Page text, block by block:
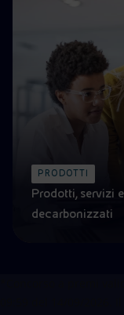
PRODOTTI
Prodotti, servizi
decarbonizzati